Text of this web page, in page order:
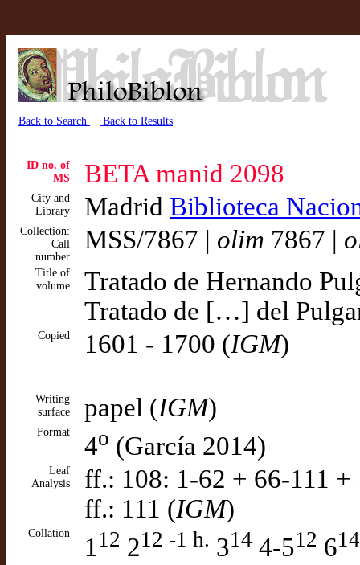
Back to Search Back to Results
ID no. of
MS
BETA manid 2098
City and
Library
Madrid Biblioteca
Collection:
Call
number
MSS/7867 | olim 7867 |
Title of
volume
Tratado de Hernando
Tratado de […] del
Copied 1601 - 1700 (IGM)
Writing
surface
papel (IGM)
Format 4o (García 2014)
Leaf
Analysis
ff.: 108: 1-62 + 66-111
ff.: 111 (IGM)
Collation 1 12 212 -1 h. 314 4-512 614